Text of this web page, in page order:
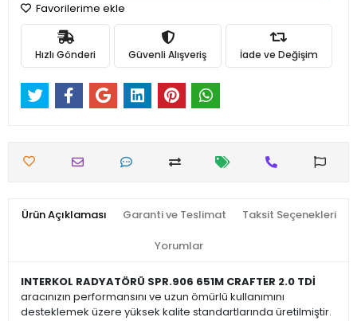
Favorilerime ekle
Hızlı Gönderi Güvenli Alışveriş İade ve Değişim
Ürün Açıklaması Garanti ve Teslimat Taksit Seçenekleri
Yorumlar
INTERKOL RADYATÖRÜ SPR.906 651M CRAFTER 2.0 TDİ
aracınızın performansını ve uzun ömürlü kullanımını
desteklemek üzere yüksek kalite standartlarında üretilmiştir.